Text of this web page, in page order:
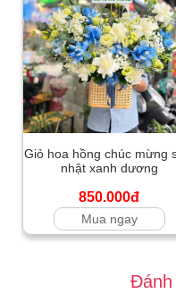
Giỏ hoa hồng chúc mừng
nhật xanh dương
850.000đ
Mua ngay
Đánh